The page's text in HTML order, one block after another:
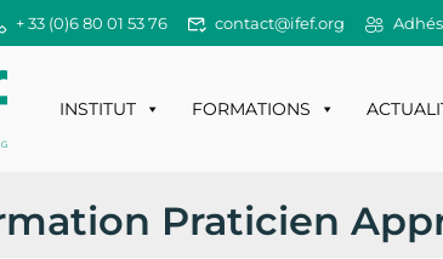
+ 33 (0)6 80 01 53 76 contact@ifef.org
INSTITUT FORMATIONS
Praticien